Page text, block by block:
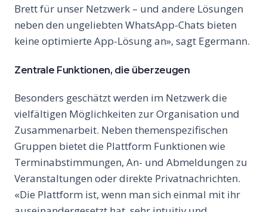
Brett für unser Netzwerk – und andere Lösungen
neben den ungeliebten WhatsApp-Chats bieten
keine optimierte App-Lösung an», sagt Egermann.
Zentrale Funktionen, die überzeugen
Besonders geschätzt werden im Netzwerk die
vielfältigen Möglichkeiten zur Organisation und
Zusammenarbeit. Neben themenspezifischen
Gruppen bietet die Plattform Funktionen wie
Terminabstimmungen, An- und Abmeldungen zu
Veranstaltungen oder direkte Privatnachrichten.
«Die Plattform ist, wenn man sich einmal mit ihr